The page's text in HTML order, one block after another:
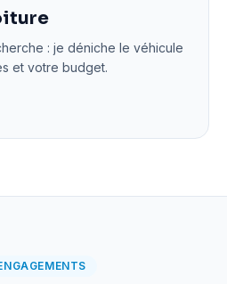
: je déniche le véhicule
et votre budget.